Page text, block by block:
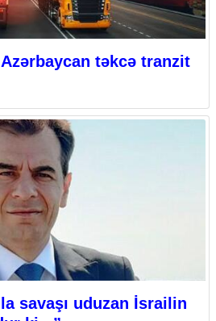
təkcə tranzit
savaşı uduzan İsrailin